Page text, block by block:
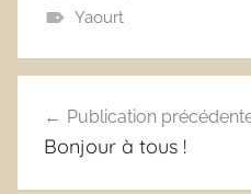
Yaourt
de
Publication
Bonjour à tous !